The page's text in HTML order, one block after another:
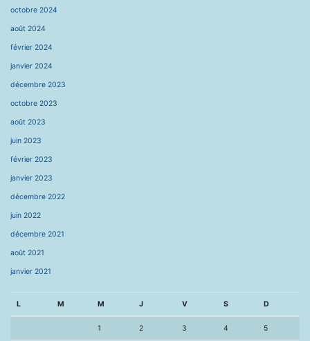
octobre 2024
août 2024
février 2024
janvier 2024
décembre 2023
octobre 2023
août 2023
juin 2023
février 2023
janvier 2023
décembre 2022
juin 2022
décembre 2021
août 2021
janvier 2021
L M M J V S D
1 2 3 4 5